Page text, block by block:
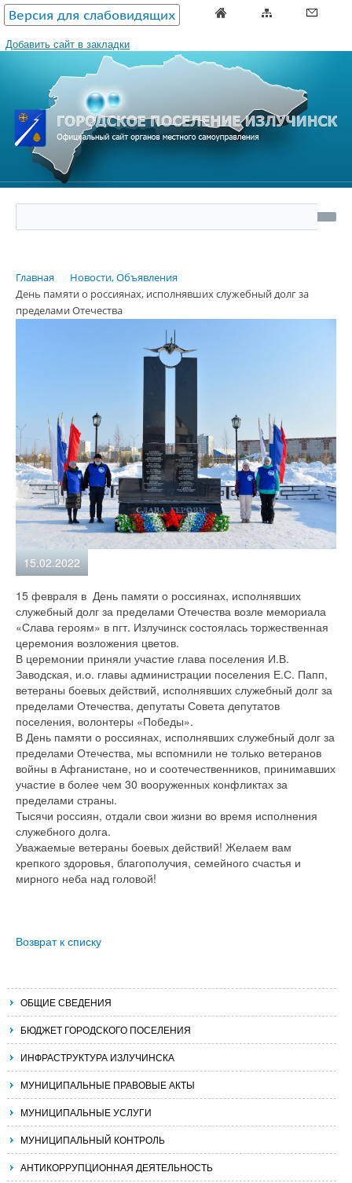
Версия для слабовидящих
Добавить сайт в закладки
Главная
Новости, Объявления
День памяти о россиянах, исполнявших служебный долг за
пределами Отечества
15.02.2022
15 февраля в День памяти о россиянах, исполнявших
служебный долг за пределами Отечества возле мемориала
«Слава героям» в пгт. Излучинск состоялась торжественная
церемония возложения цветов.
В церемонии приняли участие глава поселения И.В.
Заводская, и.о. главы администрации поселения Е.С. Папп,
ветераны боевых действий, исполнявших служебный долг за
пределами Отечества, депутаты Совета депутатов
поселения, волонтеры «Победы».
В День памяти о россиянах, исполнявших служебный долг за
пределами Отечества, мы вспомнили не только ветеранов
войны в Афганистане, но и соотечественников, принимавших
участие в более чем 30 вооруженных конфликтах за
пределами страны.
Тысячи россиян, отдали свои жизни во время исполнения
служебного долга.
Уважаемые ветераны боевых действий! Желаем вам
крепкого здоровья, благополучия, семейного счастья и
мирного неба над головой!
Возврат к списку
ОБЩИЕ СВЕДЕНИЯ
БЮДЖЕТ ГОРОДСКОГО ПОСЕЛЕНИЯ
ИНФРАСТРУКТУРА ИЗЛУЧИНСКА
МУНИЦИПАЛЬНЫЕ ПРАВОВЫЕ АКТЫ
МУНИЦИПАЛЬНЫЕ УСЛУГИ
МУНИЦИПАЛЬНЫЙ КОНТРОЛЬ
АНТИКОРРУПЦИОННАЯ ДЕЯТЕЛЬНОСТЬ